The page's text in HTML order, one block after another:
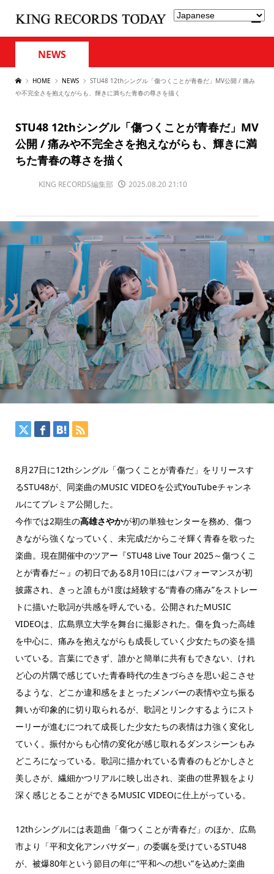
NEWS
HOME NEWS
STU48 12thシングル「傷つくことが青春だ」MV公開 / 痛み
や不完全さを抱えながらも、輝きに満ちた青春の尊さを描く
STU48 12thシングル「傷つくことが青春だ」MV
公開 / 痛みや不完全さを抱えながらも、輝きに満
ちた青春の尊さを描く
KING RECORDS編集部 2025.08.20 21:10
8月27日に12thシングル「傷つくことが青春だ」をリリースす
るSTU48が、同楽曲のMUSIC VIDEOを公式YouTubeチャンネ
ルにてプレミア公開した。
今作では2期生の高雄さやかが初の単独センターを務め、傷つ
きながら強くなっていく、未完成だからこそ輝く青春を歌った
楽曲。現在開催中のツアー『STU48 Live Tour 2025～傷つくこ
とが青春だ～』の初日である8月10日にはパフォーマンスが初
披露され、きっと誰もが1度は経験する“青春の痛み”をストレー
トに描いた歌詞が共感を呼んでいる。公開されたMUSIC
VIDEOは、広島県立大学を舞台に撮影された。傷を負った高雄
を中心に、痛みを抱えながらも成長していく少女たちの姿を描
いている。言葉にできず、誰かと簡単に共有もできない、けれ
ど心の片隅で感じていた青春時代の生きづらさを思い起こさせ
るような、どこか違和感をまとったメンバーの表情や立ち振る
舞いが印象的に切り取られるが、歌詞とリンクするようにスト
ーリーが進むにつれて成長した少女たちの表情は力強く変化し
ていく。振付からも心情の変化が感じ取れるダンスシーンもみ
どころになっている。歌詞に描かれている青春のもどかしさと
美しさが、繊細かつリアルに映し出され、楽曲の世界観をより
深く感じとることができるMUSIC VIDEOに仕上がっている。
12thシングルには表題曲「傷つくことが青春だ」のほか、広島
市より「平和文化アンバサダー」の委嘱を受けているSTU48
が、被爆80年という節目の年に“平和への想い”を込めた楽曲